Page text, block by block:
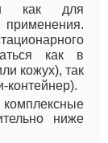
как для
как в
кожух), так
контейнер).
ниже